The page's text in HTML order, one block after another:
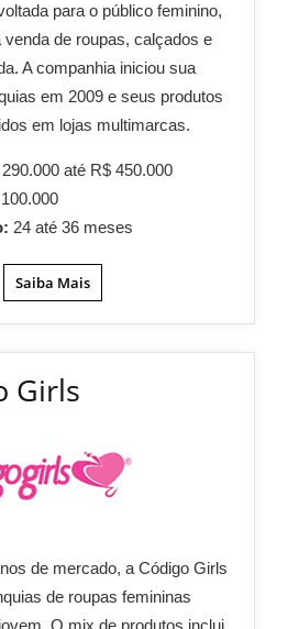
para o público feminino,
de roupas, calçados e
A companhia iniciou sua
em 2009 e seus produtos
em lojas multimarcas.
até R$ 450.000
24 até 36 meses
Saiba Mais
Girls
de mercado, a Código Girls
de roupas femininas
O mix de produtos inclui